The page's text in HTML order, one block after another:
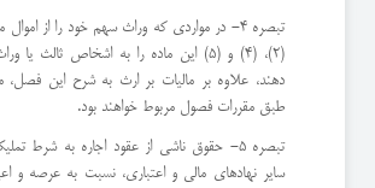
تبصره 4- در مواردی که وراث سهم خود را از
(2)، (4) و (5) این ماده را به اشخاص ثالث یا
دهند، علاوه بر مالیات بر ارث به شرح این فصل،
طبق مقررات فصول مربوط خواهند بود.
تبصره 5- حقوق ناشی از عقود اجاره به شرط
سایر نهادهای مالی و اعتباری، نسبت به عرصه و